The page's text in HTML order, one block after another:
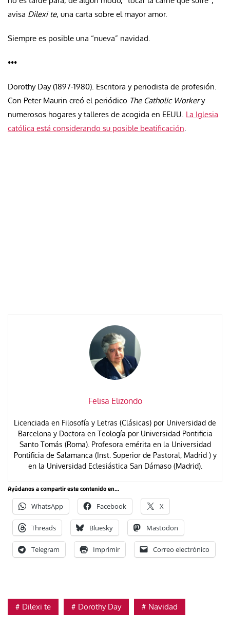
avisa Dilexi te, una carta sobre el mayor amor.
Siempre es posible una “nueva” navidad.
•••
Dorothy Day (1897-1980). Escritora y periodista de profesión.
Con Peter Maurin creó el periódico The Catholic Workery
numerosos hogares y talleres de acogida en EEUU. La Iglesia
católica está considerando su posible beatificación.
Felisa Elizondo
Licenciada en Filosofía y Letras (Clásicas) por Universidad de
Barcelona y Doctora en Teología por Universidad Pontificia
Santo Tomás (Roma). Profesora emérita en la Universidad
Pontificia de Salamanca (Inst. Superior de Pastoral, Madrid ) y
en la Universidad Eclesiástica San Dámaso (Madrid).
Ayúdanos a compartir este contenido en...
WhatsApp Facebook X
Threads Bluesky Mastodon
Telegram Imprimir Correo electrónico
Dilexi te Dorothy Day Navidad